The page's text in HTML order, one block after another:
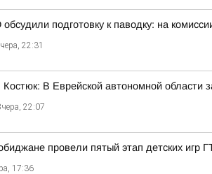
подготовку к паводку: на
22:31
В Еврейской автономной области
22:07
провели пятый этап детских игр
17:36